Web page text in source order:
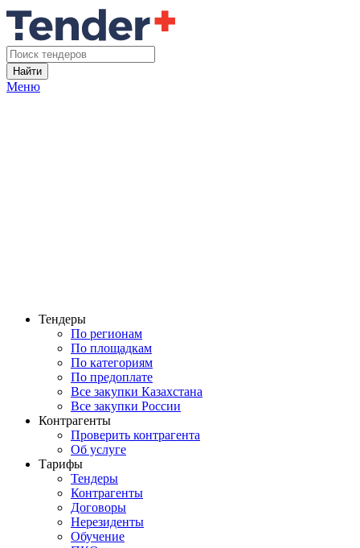
Найти
Меню
Тендеры
По регионам
По площадкам
По категориям
По предоплате
Все закупки Казахстана
Все закупки России
Контрагенты
Проверить контрагента
Об услуге
Тарифы
Тендеры
Контрагенты
Договоры
Нерезиденты
Обучение